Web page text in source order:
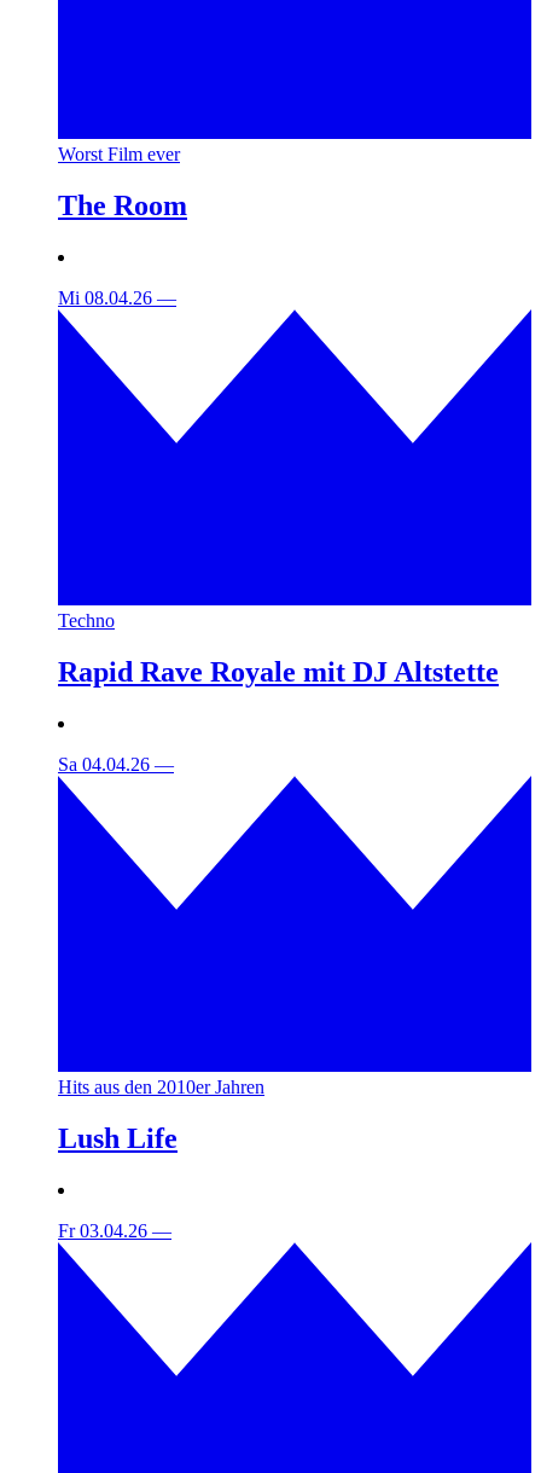
Worst Film ever
The Room
Mi 08.04.26 —
Techno
Rapid Rave Royale mit DJ Altstette
Sa 04.04.26 —
Hits aus den 2010er Jahren
Lush Life
Fr 03.04.26 —